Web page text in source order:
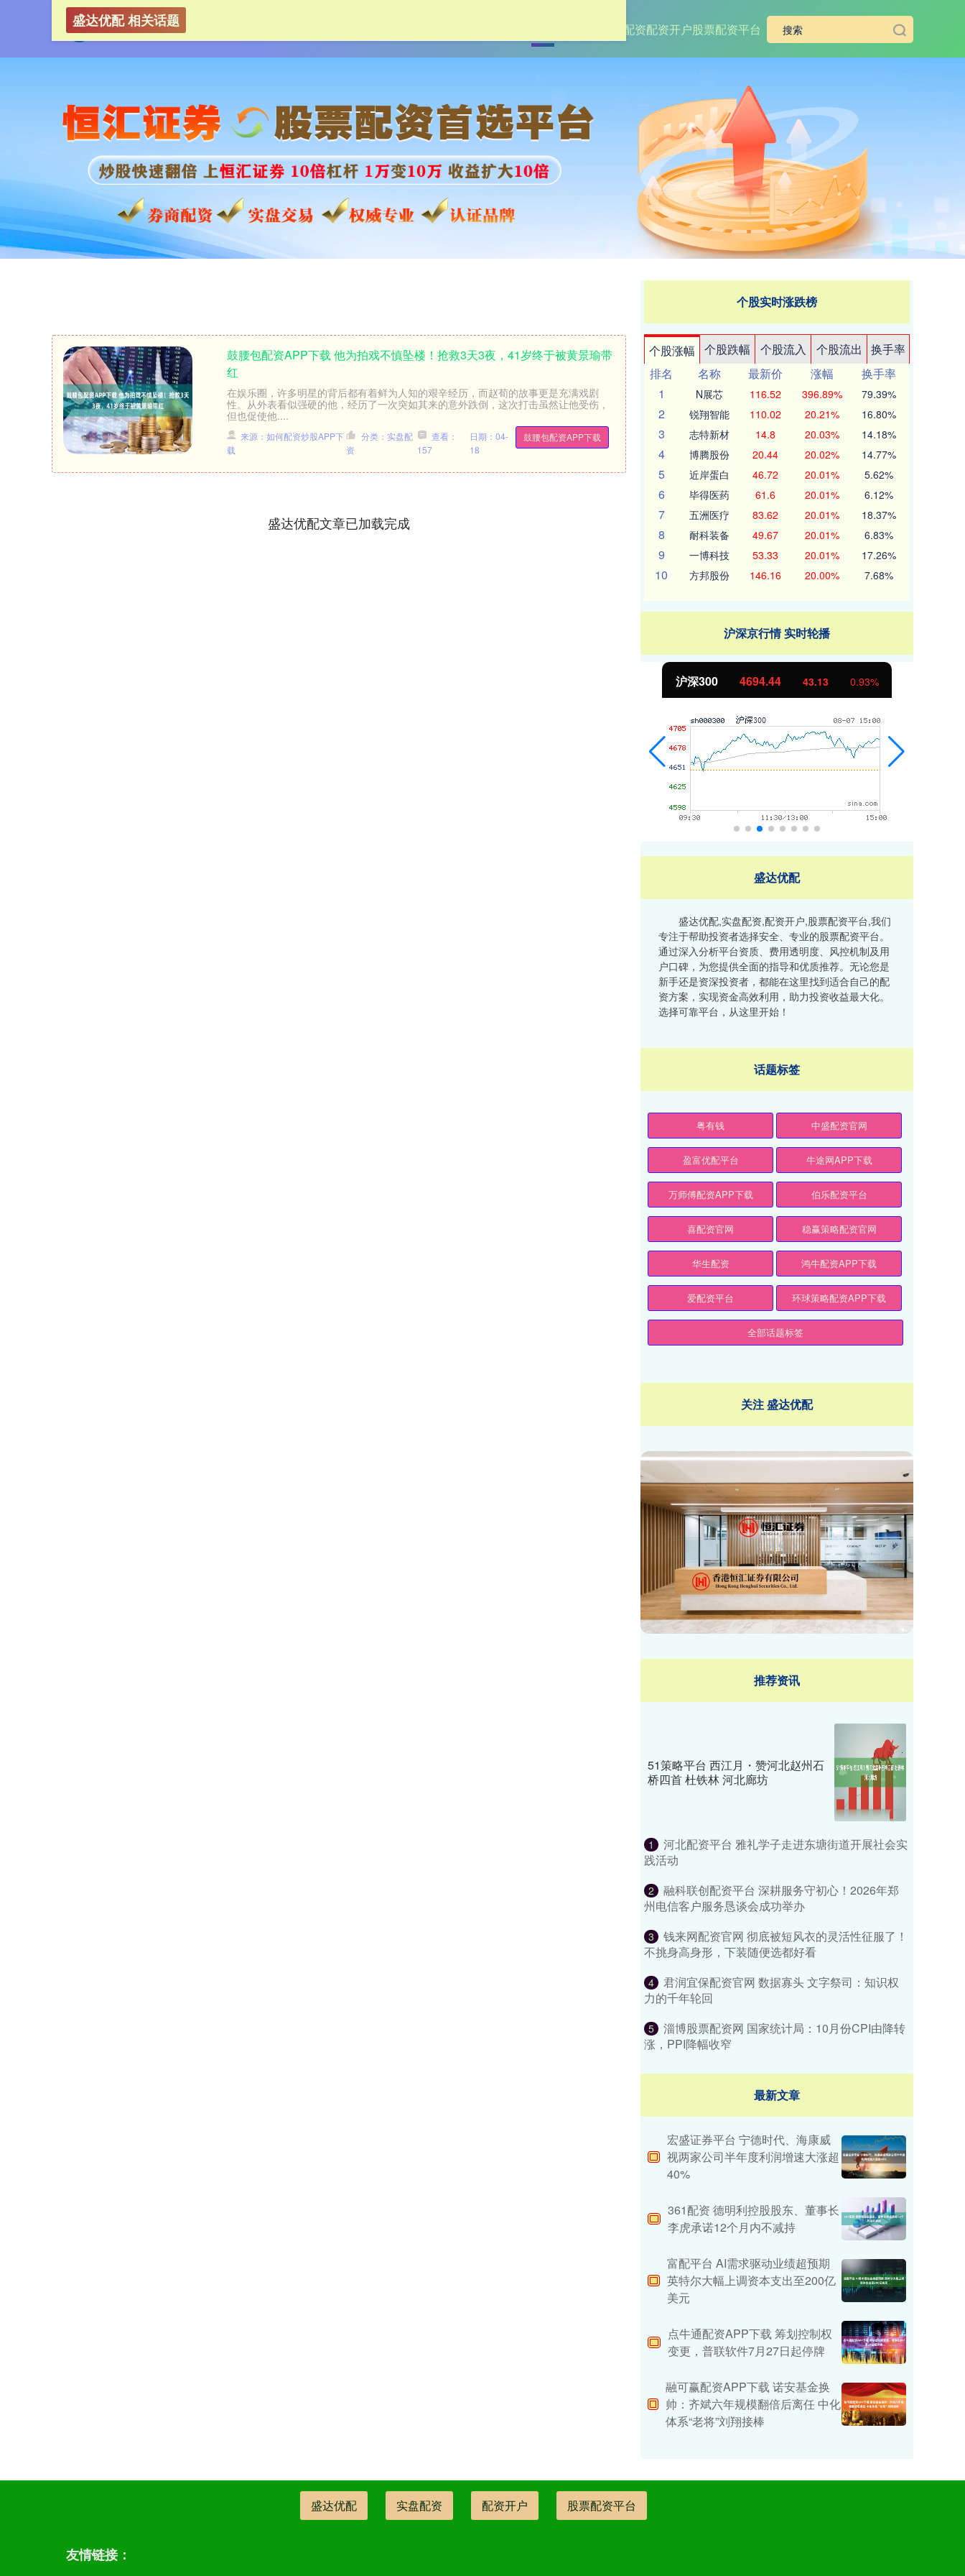
实盘配资配资开户股票配资平台
盛达优配 相关话题
鼓腰包配资APP下载 他为拍戏不慎坠楼！抢救3天3夜，41岁终于被黄景瑜带
红
在娱乐圈，许多明星的背后都有着鲜为人知的艰辛经历，而赵荀的故事更是充满戏剧
性。从外表看似强硬的他，经历了一次突如其来的意外跌倒，这次打击虽然让他受伤，
但也促使他....
鼓腰包配资APP下载
来源：如何配资炒股APP下
载
分类：实盘配
资
查看：
157
日期：04-
18
盛达优配文章已加载完成
个股实时涨跌榜
个股涨幅 个股跌幅 个股流入 个股流出
换手率
排名
名称 最新价 涨幅
换手率
1
N展芯 116.52 396.89% 79.39%
2 锐翔智能 110.02 20.21% 16.80%
3 志特新材 14.8 20.03% 14.18%
4 博腾股份 20.44 20.02% 14.77%
5 近岸蛋白 46.72 20.01% 5.62%
6 毕得医药 61.6 20.01% 6.12%
7 五洲医疗 83.62 20.01% 18.37%
8 耐科装备 49.67 20.01% 6.83%
9 一博科技 53.33 20.01% 17.26%
10 方邦股份 146.16 20.00% 7.68%
沪深京行情 实时轮播
北证50 1134.24 11.37 1.01%
盛达优配
盛达优配,实盘配资,配资开户,股票配资平台,我们
专注于帮助投资者选择安全、专业的股票配资平台。
通过深入分析平台资质、费用透明度、风控机制及用
户口碑，为您提供全面的指导和优质推荐。无论您是
新手还是资深投资者，都能在这里找到适合自己的配
资方案，实现资金高效利用，助力投资收益最大化。
选择可靠平台，从这里开始！
话题标签
粤有钱 中盛配资官网
盈富优配平台 牛途网APP下载
万师傅配资APP下载 伯乐配资平台
喜配资官网 稳赢策略配资官网
华生配资 鸿牛配资APP下载
爱配资平台 环球策略配资APP下载
全部话题标签
关注 盛达优配
推荐资讯
51策略平台 西江月・赞河北赵州石
桥四首 杜铁林 河北廊坊
1
河北配资平台 雅礼学子走进东塘街道开展社会实
践活动
2
融科联创配资平台 深耕服务守初心！2026年郑
州电信客户服务恳谈会成功举办
3
钱来网配资官网 彻底被短风衣的灵活性征服了！
不挑身高身形，下装随便选都好看
4
君润宜保配资官网 数据寡头 文字祭司：知识权
力的千年轮回
5
淄博股票配资网 国家统计局：10月份CPI由降转
涨，PPI降幅收窄
最新文章
宏盛证券平台 宁德时代、海康威
视两家公司半年度利润增速大涨超
40%
361配资 德明利控股股东、董事长
李虎承诺12个月内不减持
富配平台 AI需求驱动业绩超预期
英特尔大幅上调资本支出至200亿
美元
点牛通配资APP下载 筹划控制权
变更，普联软件7月27日起停牌
融可赢配资APP下载 诺安基金换
帅：齐斌六年规模翻倍后离任 中化
体系“老将”刘翔接棒
盛达优配 实盘配资 配资开户 股票配资平台
友情链接：